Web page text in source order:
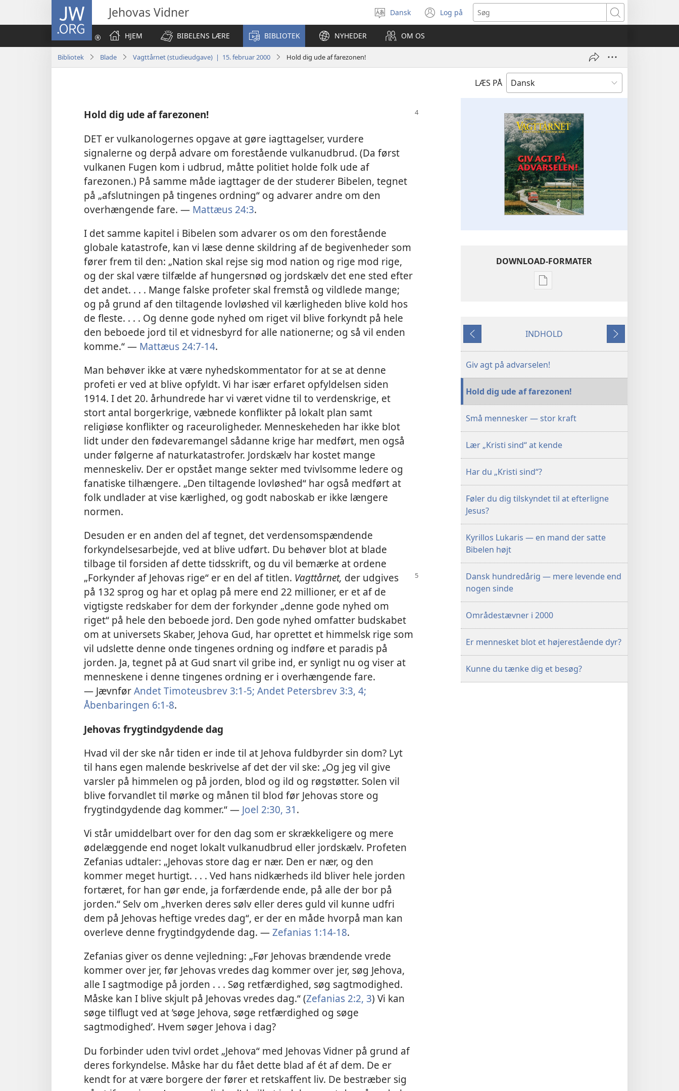
JW.ORG Jehovas Vidner
Vælg
sprog
Dansk Log på
(åbner
nyt
Søg
HJEM
BIBELENS LÆRE BIBLIOTEK NYHEDER OM OS
Bibliotek Blade Vagttårnet (studieudgave) | 15. februar 2000 Hold dig ude af farezonen!
LÆS PÅ
Hold dig ude af farezonen!
DET er vulkanologernes opgave at gøre iagttagelser, vurdere
signalerne og derpå advare om forestående vulkanudbrud. (Da først
vulkanen Fugen kom i udbrud, måtte politiet holde folk ude af
farezonen.) På samme måde iagttager de der studerer Bibelen, tegnet
på „afslutningen på tingenes ordning“ og advarer andre om den
overhængende fare. — Mattæus 24:3.
I det samme kapitel i Bibelen som advarer os om den forestående
globale katastrofe, kan vi læse denne skildring af de begivenheder som
fører frem til den: „Nation skal rejse sig mod nation og rige mod rige,
og der skal være tilfælde af hungersnød og jordskælv det ene sted efter
det andet. . . . Mange falske profeter skal fremstå og vildlede mange;
og på grund af den tiltagende lovløshed vil kærligheden blive kold hos
de fleste. . . . Og denne gode nyhed om riget vil blive forkyndt på hele
den beboede jord til et vidnesbyrd for alle nationerne; og så vil enden
komme.“ — Mattæus 24:7-14.
Man behøver ikke at være nyhedskommentator for at se at denne
profeti er ved at blive opfyldt. Vi har især erfaret opfyldelsen siden
1914. I det 20. århundrede har vi været vidne til to verdenskrige, et
stort antal borgerkrige, væbnede konflikter på lokalt plan samt
religiøse konflikter og raceuroligheder. Menneskeheden har ikke blot
lidt under den fødevaremangel sådanne krige har medført, men også
under følgerne af naturkatastrofer. Jordskælv har kostet mange
menneskeliv. Der er opstået mange sekter med tvivlsomme ledere og
fanatiske tilhængere. „Den tiltagende lovløshed“ har også medført at
folk undlader at vise kærlighed, og godt naboskab er ikke længere
normen.
Desuden er en anden del af tegnet, det verdensomspændende
forkyndelsesarbejde, ved at blive udført. Du behøver blot at blade
tilbage til forsiden af dette tidsskrift, og du vil bemærke at ordene
„Forkynder af Jehovas rige“ er en del af titlen. Vagttårnet, der udgives
på 132 sprog og har et oplag på mere end 22 millioner, er et af de
vigtigste redskaber for dem der forkynder „denne gode nyhed om
riget“ på hele den beboede jord. Den gode nyhed omfatter budskabet
om at universets Skaber, Jehova Gud, har oprettet et himmelsk rige som
vil udslette denne onde tingenes ordning og indføre et paradis på
jorden. Ja, tegnet på at Gud snart vil gribe ind, er synligt nu og viser at
menneskene i denne tingenes ordning er i overhængende fare.
— JævnførAndet Timoteusbrev 3:1-5; Andet Petersbrev 3:3, 4;
Åbenbaringen 6:1-8.
Jehovas frygtindgydende dag
Hvad vil der ske når tiden er inde til at Jehova fuldbyrder sin dom? Lyt
til hans egen malende beskrivelse af det der vil ske: „Og jeg vil give
varsler på himmelen og på jorden, blod og ild og røgstøtter. Solen vil
blive forvandlet til mørke og månen til blod før Jehovas store og
frygtindgydende dag kommer.“ — Joel 2:30, 31.
Vi står umiddelbart over for den dag som er skrækkeligere og mere
ødelæggende end noget lokalt vulkanudbrud eller jordskælv. Profeten
Zefanias udtaler: „Jehovas store dag er nær. Den er nær, og den
kommer meget hurtigt. . . . Ved hans nidkærheds ild bliver hele jorden
fortæret, for han gør ende, ja forfærdende ende, på alle der bor på
jorden.“ Selv om „hverken deres sølv eller deres guld vil kunne udfri
dem på Jehovas heftige vredes dag“, er der en måde hvorpå man kan
overleve denne frygtindgydende dag. —Zefanias 1:14-18.
Zefanias giver os denne vejledning: „Før Jehovas brændende vrede
kommer over jer, før Jehovas vredes dag kommer over jer, søg Jehova,
alle I sagtmodige på jorden . . . Søg retfærdighed, søg sagtmodighed.
Måske kan I blive skjult på Jehovas vredes dag.“ (Zefanias 2:2, 3) Vi kan
søge tilflugt ved at ’søge Jehova, søge retfærdighed og søge
sagtmodighed’. Hvem søger Jehova i dag?
Du forbinder uden tvivl ordet „Jehova“ med Jehovas Vidner på grund af
deres forkyndelse. Måske har du fået dette blad af ét af dem. De er
kendt for at være borgere der fører et retskaffent liv. De bestræber sig
DOWNLOAD-FORMATER
Indstillinger
publikationer
STUDIEUDGAVE
februar
2000
Forrige
INDHOLD
Næste
Giv agt på advarselen!
Hold dig ude af farezonen!
Små mennesker — stor kraft
Lær „Kristi sind“ at kende
Har du „Kristi sind“?
Føler du dig tilskyndet til at efterligne
Jesus?
Kyrillos Lukaris — en mand der satte
Bibelen højt
Dansk hundredårig — mere levende end
nogen sinde
Områdestævner i 2000
Er mennesket blot et højerestående dyr?
Kunne du tænke dig et besøg?